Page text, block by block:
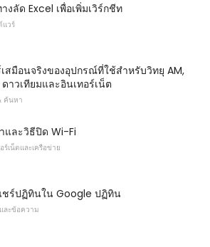
งลัด Excel เพื่อเพิ่มเวิร์กชีท
วร์
สมือนจริงของอุปกรณ์ที่ใช้สำหรับวิทยุ AM,
ดาวเทียมและอินเทอร์เน็ต
ค้นหา
และวิธีปิด Wi-Fi
ร์เน็ตและเครือข่าย
ร์ปฏิทินใน Google ปฏิทิน
ละข้อความ